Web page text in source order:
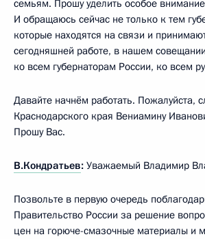
семьям. Прошу уделить особое
И обращаюсь сейчас не только к тем
которые находятся на связи и
сегодняшней работе, в нашем
ко всем губернаторам России, ко всем
Давайте начнём работать. Пожалуйста,
Краснодарского края Вениамину
Прошу Вас.
В.Кондратьев: Уважаемый Владимир
Позвольте в первую очередь
Правительство России за решение
цен на горюче-смазочные материалы и